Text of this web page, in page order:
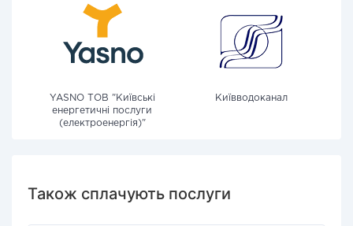
YASNO ТОВ "Київські
енергетичні послуги
(електроенергія)"
Київводоканал
Також сплачують послуги